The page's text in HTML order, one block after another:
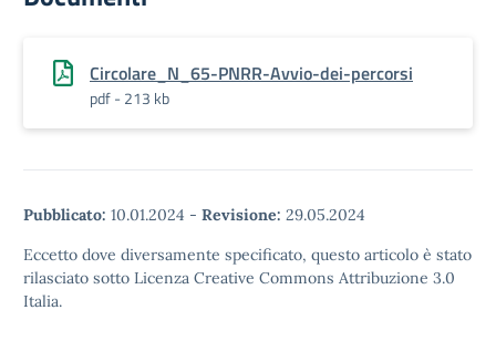
Circolare_N_65-PNRR-Avvio-dei-percorsi
pdf - 213 kb
Pubblicato: 10.01.2024 - Revisione: 29.05.2024
Eccetto dove diversamente specificato, questo articolo è stato
rilasciato sotto Licenza Creative Commons Attribuzione 3.0
Italia.